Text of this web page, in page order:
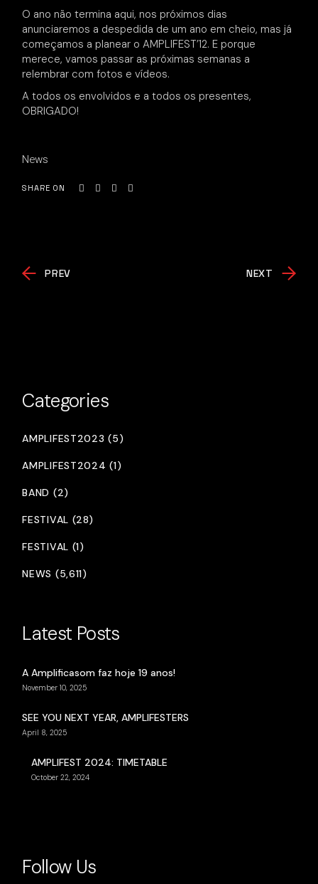
O ano não termina aqui, nos próximos dias
anunciaremos a despedida de um ano em cheio, mas já
começamos a planear o AMPLIFEST’12. E porque
merece, vamos passar as próximas semanas a
relembrar com fotos e vídeos.
A todos os envolvidos e a todos os presentes,
OBRIGADO!
News
SHARE ON
PREV NEXT
Categories
AMPLIFEST2023 (5)
AMPLIFEST2024 (1)
BAND (2)
FESTIVAL (28)
FESTIVAL (1)
NEWS (5,611)
Latest Posts
A Amplificasom faz hoje 19 anos!
November 10, 2025
SEE YOU NEXT YEAR, AMPLIFESTERS
April 8, 2025
AMPLIFEST 2024: TIMETABLE
October 22, 2024
Follow Us